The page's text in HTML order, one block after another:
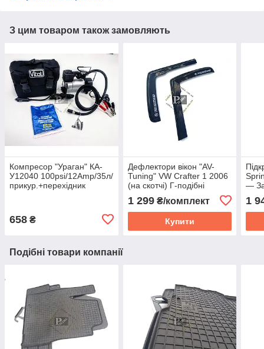
З цим товаром також замовляють
Компресор "Ураган" КА-
У12040 100psi/12Amp/35л/
прикур.+перехідник
658 ₴
Дефлектори вікон "AV-
Tuning" VW Crafter 1 2006
(на скотчі) Г-подібні
Крафтер
1 299₴/комплект
Купити
—
1
Подібні товари компанії